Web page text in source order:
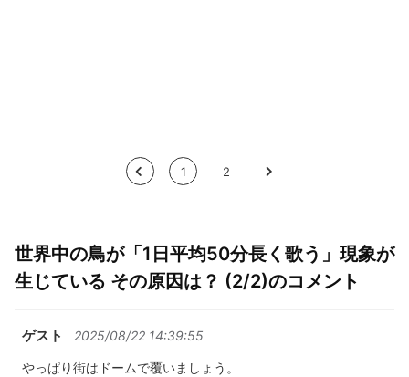
< 1 2 >
世界中の鳥が「1日平均50分長く歌う」現象が
生じている その原因は？ (2/2)のコメント
ゲスト 2025/08/22 14:39:55
やっぱり街はドームで覆いましょう。